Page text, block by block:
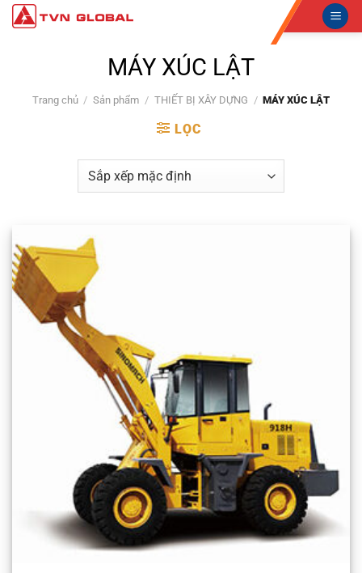
Skip
MÁY XÚC LẬT
Trang chủ / Sản phẩm / THIẾT BỊ XÂY DỰNG / MÁY XÚC LẬT
LỌC